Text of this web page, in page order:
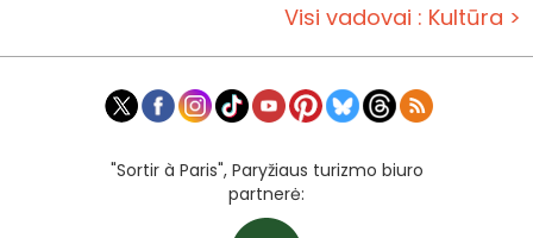
Visi vadovai : Kultūra >
"Sortir à Paris", Paryžiaus turizmo biuro
partnerė: